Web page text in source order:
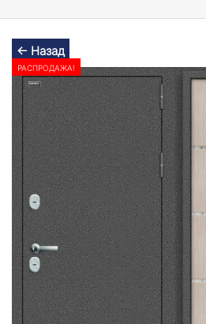
← Назад
РАСПРОДАЖА!